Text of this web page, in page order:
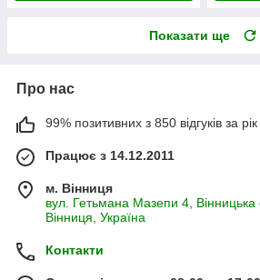
Показати ще
Про нас
99% позитивних з 850 відгуків за рік
Працює з 14.12.2011
м. Вінниця
вул. Гетьмана Мазепи 4, Вінницька
Вінниця, Україна
Контакти